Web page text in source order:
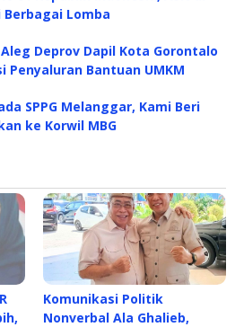
Lomba
Deprov Dapil Kota Gorontalo
Bantuan UMKM
SPPG Melanggar, Kami Beri
ke Korwil MBG
Komunikasi Politik
Nonverbal Ala Ghalieb,